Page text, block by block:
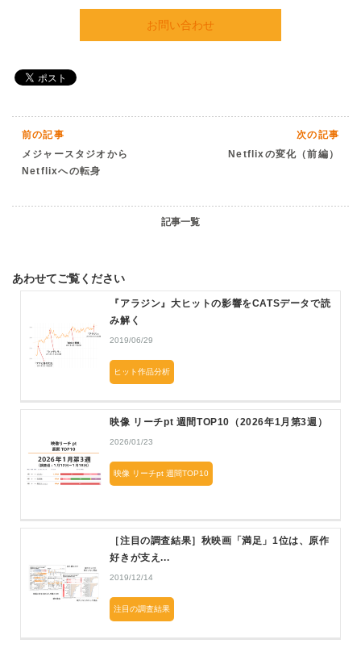
お問い合わせ
前の記事
メジャースタジオから
Netflixへの転身
次の記事
Netflixの変化（前編）
記事一覧
あわせてご覧ください
『アラジン』大ヒットの影響をCATSデータで読
み解く
2019/06/29
ヒット作品分析
映像 リーチpt 週間TOP10（2026年1月第3週）
2026/01/23
映像 リーチpt 週間TOP10
［注目の調査結果］秋映画「満足」1位は、原作
好きが支え...
2019/12/14
注目の調査結果